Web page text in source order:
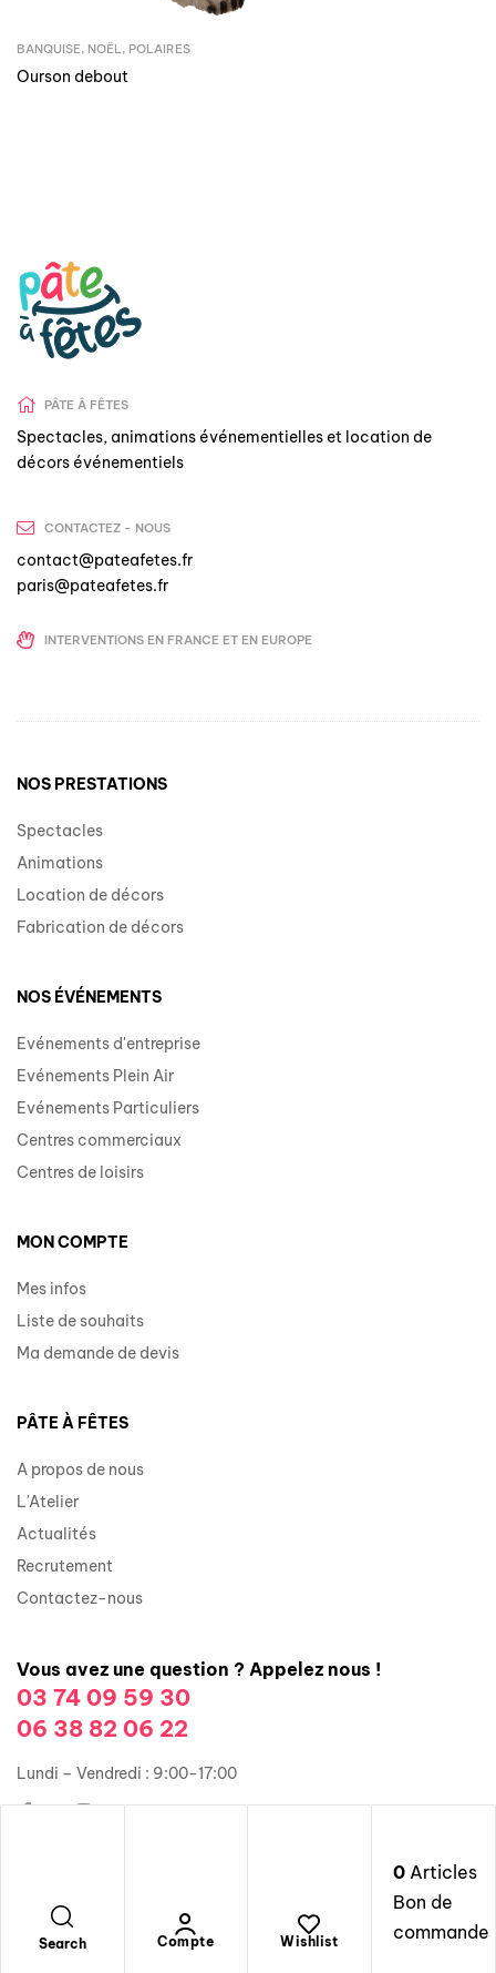
BANQUISE, NOËL, POLAIRES
Ourson debout
Search Compte Wishlist
0Articles
Bon de
commande
PÂTE Â FÊTES
Spectacles, animations événementielles et location de
décors événementiels
CONTACTEZ - NOUS
contact@pateafetes.fr
paris@pateafetes.fr
INTERVENTIONS EN FRANCE ET EN EUROPE
NOS PRESTATIONS
Spectacles
Animations
Location de décors
Fabrication de décors
NOS ÉVÉNEMENTS
Evénements d'entreprise
Evénements Plein Air
Evénements Particuliers
Centres commerciaux
Centres de loisirs
MON COMPTE
Mes infos
Liste de souhaits
Ma demande de devis
PÂTE À FÊTES
A propos de nous
L'Atelier
Actualités
Recrutement
Contactez-nous
Vous avez une question ? Appelez nous !
03 74 09 59 30
06 38 82 06 22
Lundi – Vendredi : 9:00-17:00
Copyright © 2026 Groupe Illusions Organisation. Tous droits
réservés.
Mentions légales